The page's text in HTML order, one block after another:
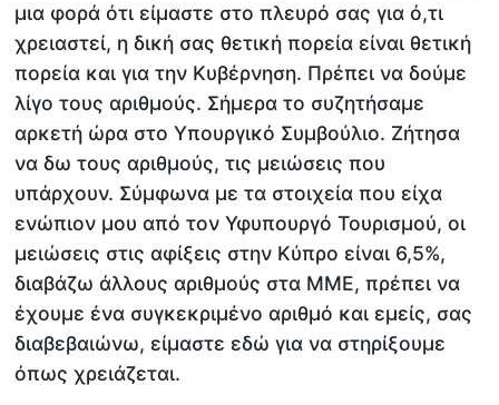
μια φορά ότι είμαστε στο πλευρό σας για ό,τι
χρειαστεί, η δική σας θετική πορεία είναι θετική
πορεία και για την Κυβέρνηση. Πρέπει να δούμε
λίγο τους αριθμούς. Σήμερα το συζητήσαμε
αρκετή ώρα στο Υπουργικό Συμβούλιο. Ζήτησα
να δω τους αριθμούς, τις μειώσεις που
υπάρχουν. Σύμφωνα με τα στοιχεία που είχα
ενώπιον μου από τον Υφυπουργό Τουρισμού, οι
μειώσεις στις αφίξεις στην Κύπρο είναι 6,5%,
διαβάζω άλλους αριθμούς στα ΜΜΕ, πρέπει να
έχουμε ένα συγκεκριμένο αριθμό και εμείς, σας
διαβεβαιώνω, είμαστε εδώ για να στηρίξουμε
όπως χρειάζεται.